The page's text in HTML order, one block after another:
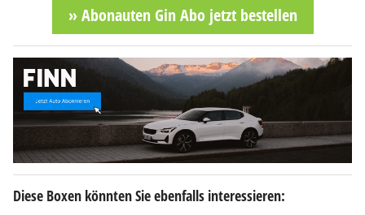
» Abonauten Gin Abo jetzt bestellen
Diese Boxen könnten Sie ebenfalls interessieren: